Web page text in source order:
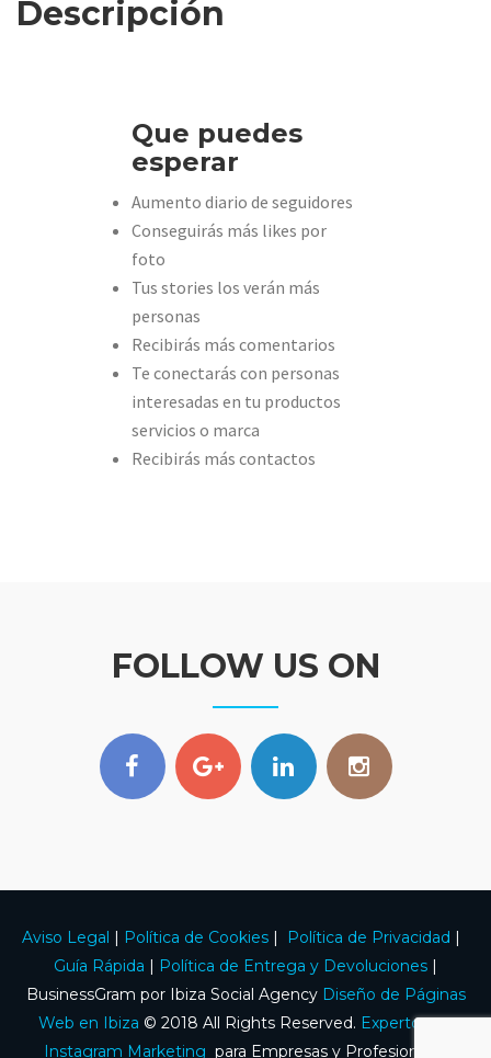
Descripción
Que puedes
esperar
Aumento diario de seguidores
Conseguirás más likes por
foto
Tus stories los verán más
personas
Recibirás más comentarios
Te conectarás con personas
interesadas en tu productos
servicios o marca
Recibirás más contactos
FOLLOW US ON
Aviso Legal Política de Cookies Política de Privacidad
Guía Rápida
Política de Entrega y Devoluciones
BusinessGram por Ibiza Social Agency Diseño de Páginas
Web en Ibiza © 2018 All Rights Reserved. Expertos en
Instagram Marketing para Empresas y Profesionales